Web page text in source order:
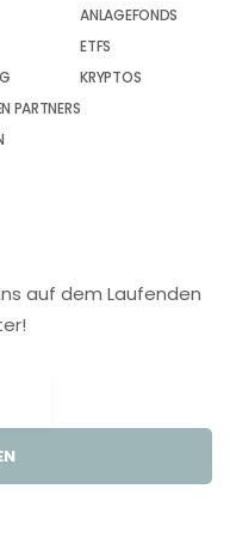
PARTNERS
ANLAGEFONDS
ETFS
KRYPTOS
auf dem Laufenden